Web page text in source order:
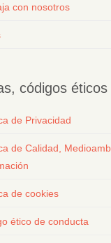
con nosotros
códigos
de Privacidad
de Calidad,
de cookies
ético de conducta